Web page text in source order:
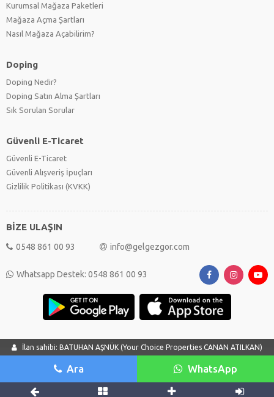
İlan sahibi: BATUHAN AŞNÜK (Your Choice Properties CANAN ATILKAN)
Ara WhatsApp
Kurumsal Mağaza Paketleri
Mağaza Açma Şartları
Nasıl Mağaza Açabilirim?
Doping
Doping Nedir?
Doping Satın Alma Şartları
Sık Sorulan Sorular
Güvenli E-Ticaret
Güvenli E-Ticaret
Güvenli Alışveriş İpuçları
Gizlilik Politikası (KVKK)
BİZE ULAŞIN
0548 861 00 93 info@gelgezgor.com
Whatsapp Destek: 0548 861 00 93